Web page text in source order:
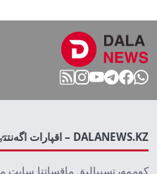
DALANEWS.KZ – اقپارات اگەنتتٸگٸ
كوممەرتسييالىق ماقساتتا سايت